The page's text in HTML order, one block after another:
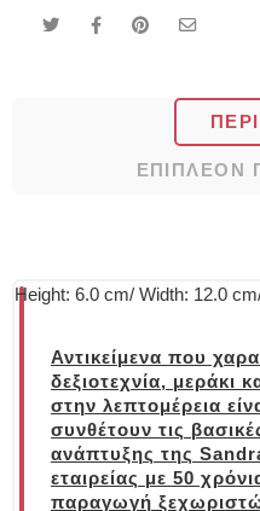
ΕΠΙΠΛΈΟΝ
Height: 6.0 cm/ Width: 12.0
Αντικείμενα που
δεξιοτεχνία, μεράκι
στην λεπτομέρεια
συνθέτουν τις
ανάπτυξης της
εταιρείας με 50
παραγωγή